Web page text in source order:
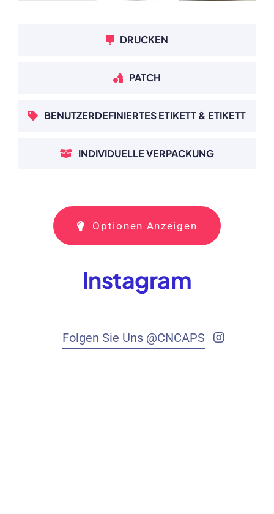
DRUCKEN
PATCH
BENUTZERDEFINIERTES ETIKETT & ETIKETT
INDIVIDUELLE VERPACKUNG
Optionen Anzeigen
Instagram
Folgen Sie Uns @CNCAPS